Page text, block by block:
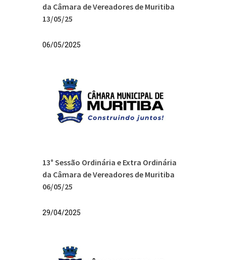
da Câmara de Vereadores de Muritiba
13/05/25
06/05/2025
13° Sessão Ordinária e Extra Ordinária
da Câmara de Vereadores de Muritiba
06/05/25
29/04/2025